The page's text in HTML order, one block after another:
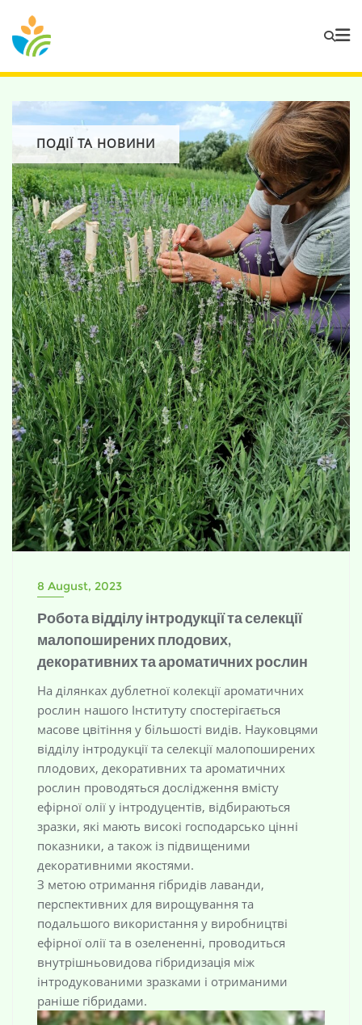
ПОДІЇ ТА НОВИНИ
8 August, 2023
Робота відділу інтродукції та селекції
малопоширених плодових,
декоративних та ароматичних рослин
На ділянках дублетної колекції ароматичних
рослин нашого Інституту спостерігається
масове цвітіння у більшості видів. Науковцями
відділу інтродукції та селекції малопоширених
плодових, декоративних та ароматичних
рослин проводяться дослідження вмісту
ефірної олії у інтродуцентів, відбираються
зразки, які мають високі господарсько цінні
показники, а також із підвищеними
декоративними якостями.
З метою отримання гібридів лаванди,
перспективних для вирощування та
подальшого використання у виробництві
ефірної олії та в озелененні, проводиться
внутрішньовидова гібридизація між
інтродукованими зразками і отриманими
раніше гібридами.